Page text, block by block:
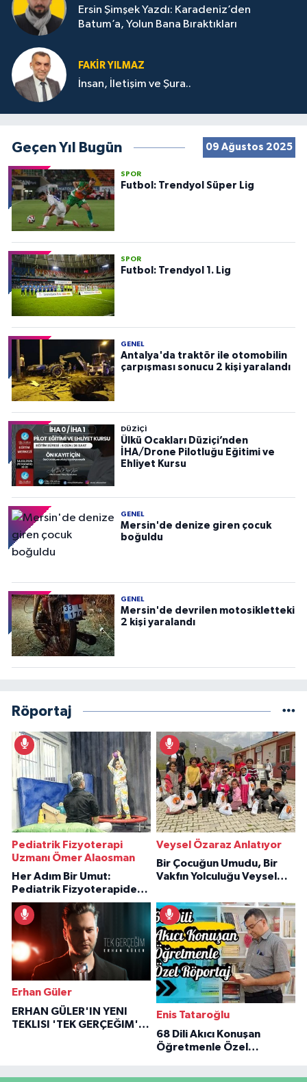
Ersin Şimşek Yazdı: Karadeniz’den
Batum’a, Yolun Bana Bıraktıkları
FAKIR YILMAZ
İnsan, İletişim ve Şura..
Geçen Yıl Bugün 09 Ağustos 2025
SPOR
Futbol: Trendyol Süper Lig
SPOR
Futbol: Trendyol 1. Lig
GENEL
Antalya'da traktör ile otomobilin
çarpışması sonucu 2 kişi yaralandı
DÜZIÇI
Ülkü Ocakları Düziçi’nden
İHA/Drone Pilotluğu Eğitimi ve
Ehliyet Kursu
GENEL
Mersin'de denize giren çocuk
boğuldu
GENEL
Mersin'de devrilen motosikletteki
2 kişi yaralandı
Röportaj
Pediatrik Fizyoterapi
Uzmanı Ömer Alaosman
Her Adım Bir Umut:
Pediatrik Fizyoterapiden
İlham Veren Hikâyeler
Veysel Özaraz Anlatıyor
Bir Çocuğun Umudu, Bir
Vakfın Yolculuğu Veysel
Erhan Güler
ERHAN GÜLER'IN YENI
TEKLISI 'TEK GERÇEĞIM'LE
Enis Tataroğlu
68 Dili Akıcı Konuşan
Öğretmenle Özel